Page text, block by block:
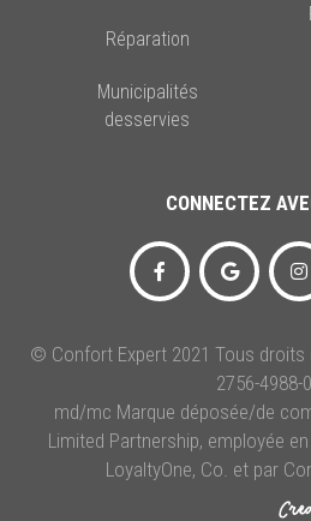
Réparation
Municipalités
desservies
CONNECTEZ
© Confort Expert 2021 Tous droits
2756-4988-
md/mc Marque déposée/de
Limited Partnership, employée
LoyaltyOne, Co. et par